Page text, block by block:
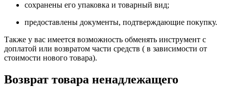
сохранены его упаковка и товарный вид;
предоставлены документы, подтверждающие покупку.
Также у вас имеется возможность обменять инструмент с
доплатой или возвратом части средств ( в зависимости от
стоимости нового товара).
Возврат товара ненадлежащего